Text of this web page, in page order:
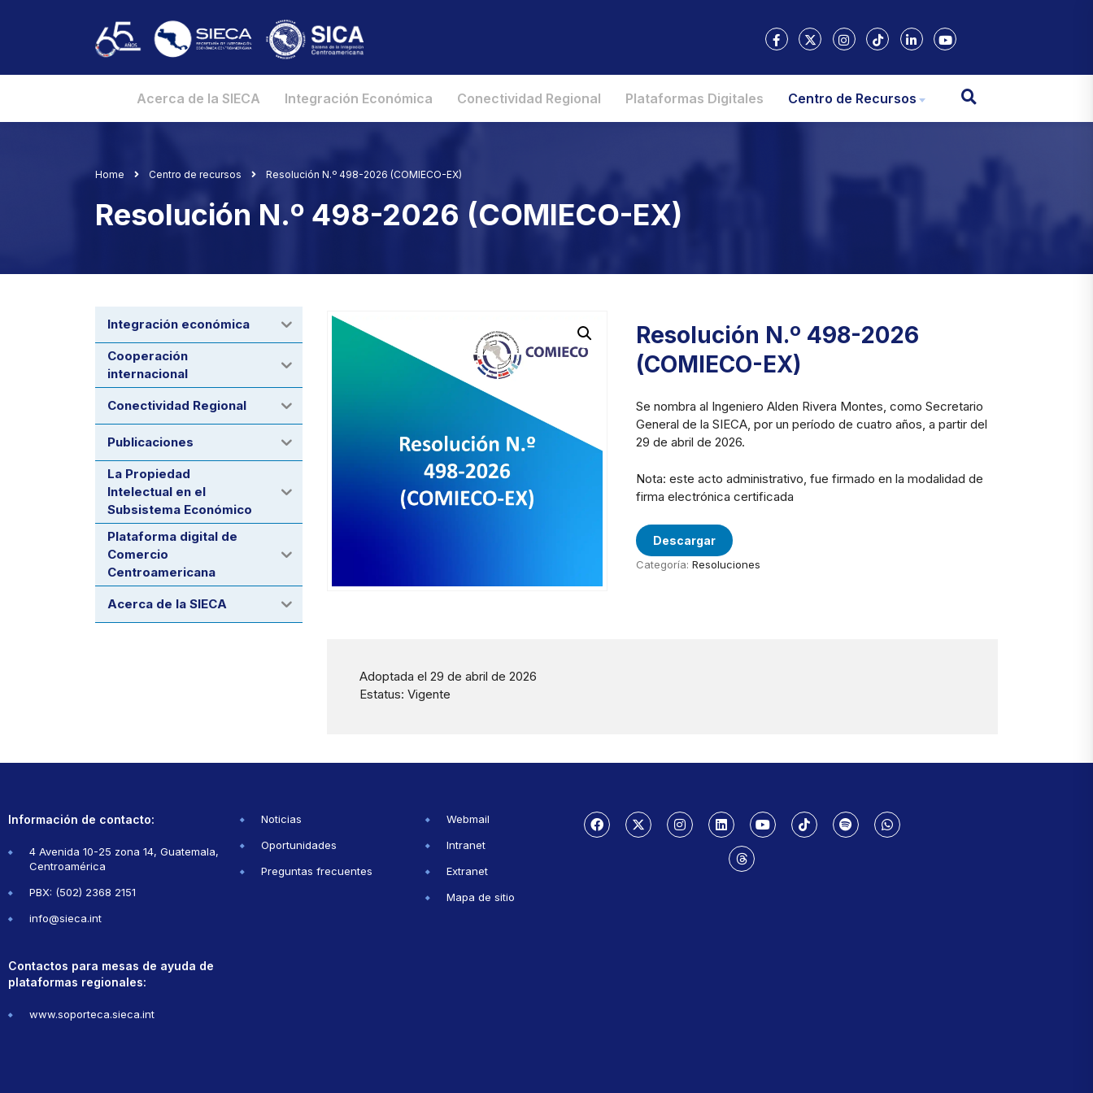
Acerca de la SIECA Integración Económica Conectividad Regional Plataformas Digitales Centro de Recursos
Home Centro de recursos Resolución N.º 498-2026 (COMIECO-EX)
Resolución N.º 498-2026 (COMIECO-EX)
Resolución N.º 498-2026
(COMIECO-EX)
Se nombra al Ingeniero Alden Rivera Montes, como Secretario
General de la SIECA, por un período de cuatro años, a partir del
29 de abril de 2026.
Nota: este acto administrativo, fue firmado en la modalidad de
firma electrónica certificada
Descargar
Categoría: Resoluciones
Adoptada el 29 de abril de 2026
Estatus: Vigente
Integración económica
Cooperación
internacional
Conectividad Regional
Publicaciones
La Propiedad
Intelectual en el
Subsistema Económico
Plataforma digital de
Comercio
Centroamericana
Acerca de la SIECA
Información de contacto:
4 Avenida 10-25 zona 14, Guatemala,
Centroamérica
PBX: (502) 2368 2151
info@sieca.int
Contactos para mesas de ayuda de
plataformas regionales:
www.soporteca.sieca.int
Noticias
Oportunidades
Preguntas frecuentes
Webmail
Intranet
Extranet
Mapa de sitio